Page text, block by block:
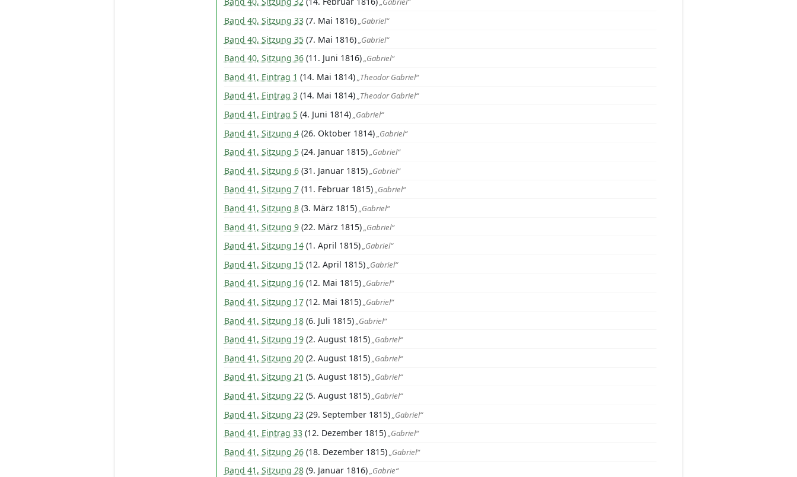
Band 40, Sitzung 33(7. Mai 1816)„Gabriel“
Band 40, Sitzung 35(7. Mai 1816)„Gabriel“
Band 40, Sitzung 36(11. Juni 1816)„Gabriel“
Band 41, Eintrag 1 (14. Mai 1814)„Theodor Gabriel“
Band 41, Eintrag 3(14. Mai 1814)„Theodor Gabriel“
Band 41, Eintrag 5(4. Juni 1814)„Gabriel“
Band 41, Sitzung 4(26. Oktober 1814)„Gabriel“
Band 41, Sitzung 5(24. Januar 1815)„Gabriel“
Band 41, Sitzung 6(31. Januar 1815)„Gabriel“
Band 41, Sitzung 7(11. Februar 1815)„Gabriel“
Band 41, Sitzung 8(3. März 1815)„Gabriel“
Band 41, Sitzung 9(22. März 1815)„Gabriel“
Band 41, Sitzung 14(1. April 1815)„Gabriel“
Band 41, Sitzung 15(12. April 1815)„Gabriel“
Band 41, Sitzung 16(12. Mai 1815)„Gabriel“
Band 41, Sitzung 17(12. Mai 1815)„Gabriel“
Band 41, Sitzung 18(6. Juli 1815)„Gabriel“
Band 41, Sitzung 19(2. August 1815)„Gabriel“
Band 41, Sitzung 20(2. August 1815)„Gabriel“
Band 41, Sitzung 21 (5. August 1815)„Gabriel“
Band 41, Sitzung 22(5. August 1815)„Gabriel“
Band 41, Sitzung 23(29. September 1815)„Gabriel“
Band 41, Eintrag 33(12. Dezember 1815)„Gabriel“
Band 41, Sitzung 26(18. Dezember 1815)„Gabriel“
Band 41, Sitzung 28(9. Januar 1816)„Gabrie“